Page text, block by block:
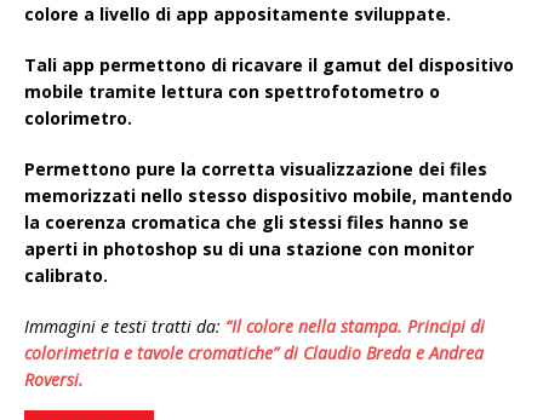
colore a livello di app appositamente sviluppate.
Tali app permettono di ricavare il gamut del dispositivo
mobile tramite lettura con spettrofotometro o
colorimetro.
Permettono pure la corretta visualizzazione dei files
memorizzati nello stesso dispositivo mobile, mantendo
la coerenza cromatica che gli stessi files hanno se
aperti in photoshop su di una stazione con monitor
calibrato.
Immagini e testi tratti da: “Il colore nella stampa. Principi di
colorimetria e tavole cromatiche” di Claudio Breda e Andrea
Roversi.